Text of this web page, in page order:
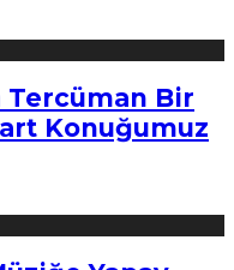
Tercüman Bir
Konuğumuz